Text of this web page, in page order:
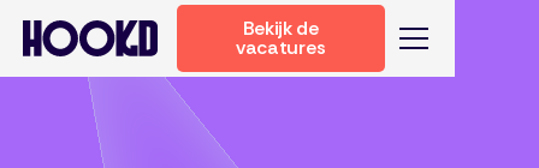
Bekijk de
vacatures